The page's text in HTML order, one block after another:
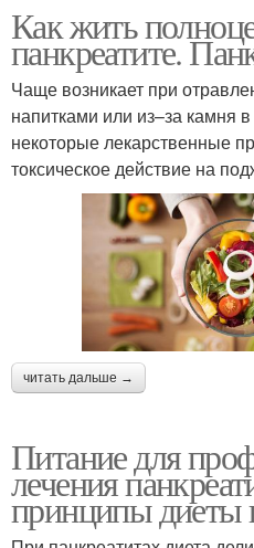
Как жить
панкреатите.
Чаще возникает при
напитками или из–за камня
некоторые лекарственные
токсическое действие на
читать дальше →
Питание для
лечения
принципы диеты